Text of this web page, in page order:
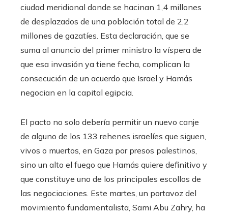
ciudad meridional donde se hacinan 1,4 millones
de desplazados de una población total de 2,2
millones de gazatíes. Esta declaración, que se
suma al anuncio del primer ministro la víspera de
que esa invasión ya tiene fecha, complican la
consecución de un acuerdo que Israel y Hamás
negocian en la capital egipcia.
El pacto no solo debería permitir un nuevo canje
de alguno de los 133 rehenes israelíes que siguen,
vivos o muertos, en Gaza por presos palestinos,
sino un alto el fuego que Hamás quiere definitivo y
que constituye uno de los principales escollos de
las negociaciones. Este martes, un portavoz del
movimiento fundamentalista, Sami Abu Zahry, ha